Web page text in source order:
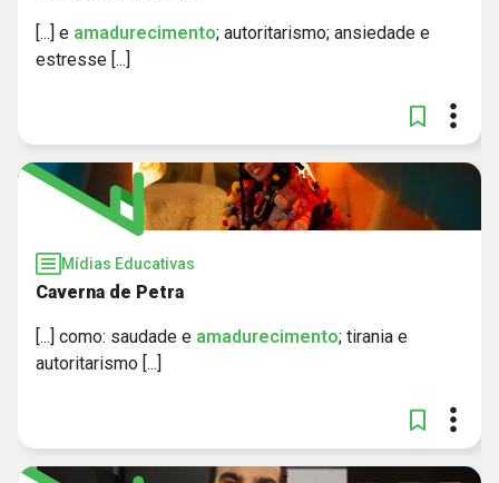
[...] e amadurecimento; autoritarismo; ansiedade e
estresse [...]
Mídias Educativas
Caverna de Petra
[...] como: saudade e amadurecimento; tirania e
autoritarismo [...]